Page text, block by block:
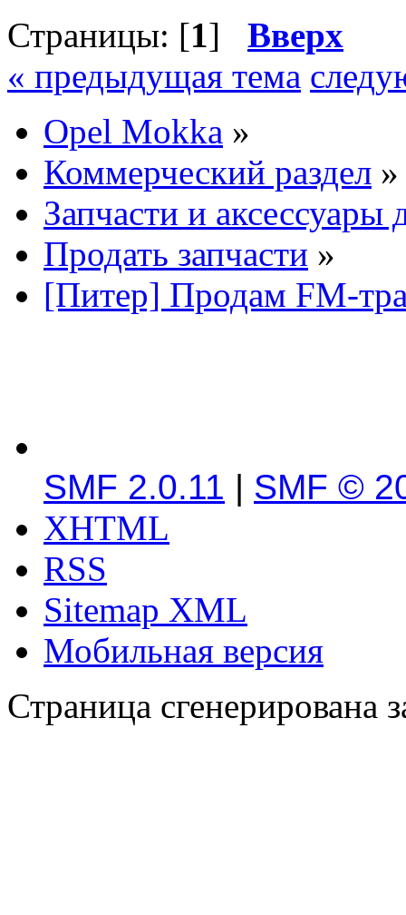
Страницы: [1] Вверх
« предыдущая тема
Opel Mokka »
Коммерческий раздел »
Запчасти и аксессуары
Продать запчасти »
[Питер] Продам FM-
SMF 2.0.11 | SMF ©
XHTML
RSS
Sitemap XML
Мобильная версия
Страница сгенерирована